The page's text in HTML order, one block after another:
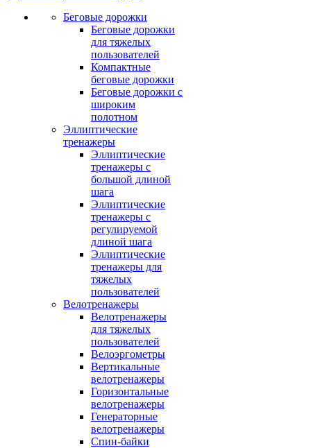
Беговые дорожки
Беговые дорожки
для тяжелых
пользователей
Компактные
беговые дорожки
Беговые дорожки с
широким
полотном
Эллиптические
тренажеры
Эллиптические
тренажеры с
большой длиной
шага
Эллиптические
тренажеры с
регулируемой
длиной шага
Эллиптические
тренажеры для
тяжелых
пользователей
Велотренажеры
Велотренажеры
для тяжелых
пользователей
Велоэргометры
Вертикальные
велотренажеры
Горизонтальные
велотренажеры
Генераторные
велотренажеры
Спин-байки